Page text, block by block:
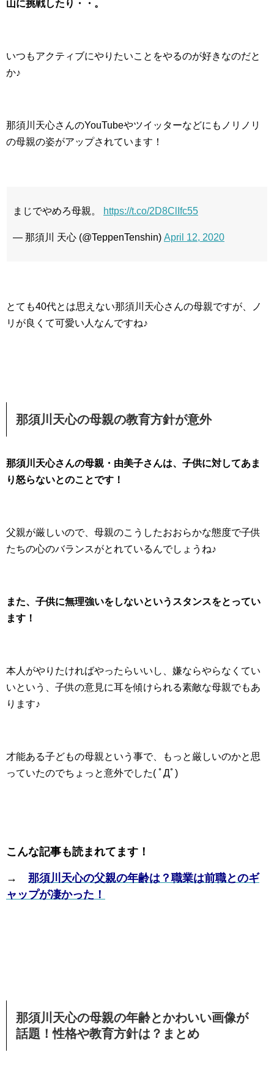
山に挑戦したり・・。
いつもアクティブにやりたいことをやるのが好きなのだと
か♪
那須川天心さんのYouTubeやツイッターなどにもノリノリ
の母親の姿がアップされています！
まじでやめろ母親。 https://t.co/2D8ClIfc55
— 那須川 天心 (@TeppenTenshin) April 12, 2020
とても40代とは思えない那須川天心さんの母親ですが、ノ
リが良くて可愛い人なんですね♪
那須川天心の母親の教育方針が意外
那須川天心さんの母親・由美子さんは、子供に対してあま
り怒らないとのことです！
父親が厳しいので、母親のこうしたおおらかな態度で子供
たちの心のバランスがとれているんでしょうね♪
また、子供に無理強いをしないというスタンスをとってい
ます！
本人がやりたければやったらいいし、嫌ならやらなくてい
いという、子供の意見に耳を傾けられる素敵な母親でもあ
ります♪
才能ある子どもの母親という事で、もっと厳しいのかと思
っていたのでちょっと意外でした( ﾟДﾟ)
こんな記事も読まれてます！
→ 那須川天心の父親の年齢は？職業は前職とのギ
ャップが凄かった！
那須川天心の母親の年齢とかわいい画像が
話題！性格や教育方針は？まとめ